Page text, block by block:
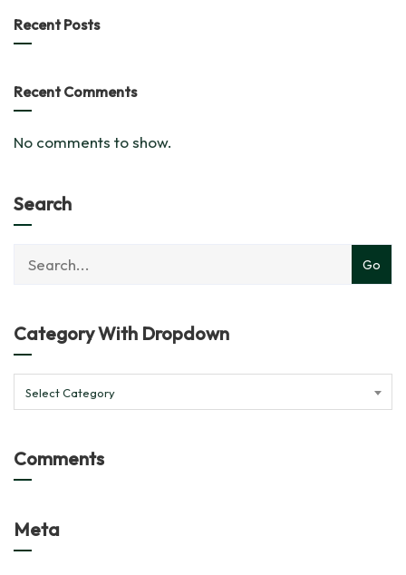
Recent Posts
Recent Comments
No comments to show.
Search
Category With Dropdown
Select Category
Comments
Meta